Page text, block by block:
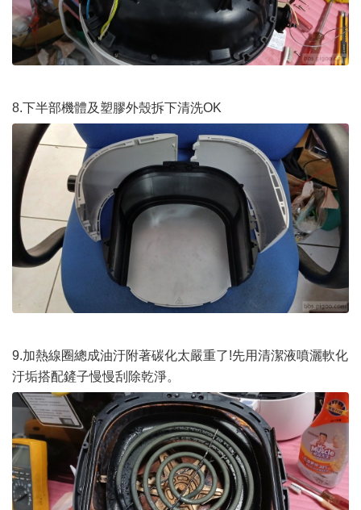
8.下半部機體及塑膠外殼拆下清洗OK
9.加熱線圈總成油汙附著碳化太嚴重了!先用清潔液噴灑軟化
汙垢搭配鏟子慢慢刮除乾淨。